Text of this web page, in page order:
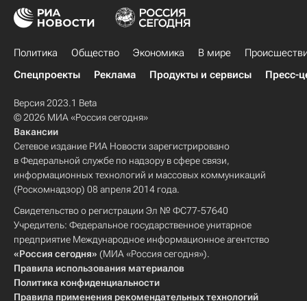
Политика Общество Экономика В мире
Спецпроекты
Реклама Продукты и сервисы Пресс-
Версия 2023.1 Beta
© 2026 МИА «Россия сегодня»
Вакансии
Сетевое издание РИА Новости зарегистрировано
в Федеральной службе по надзору в сфере связи,
информационных технологий и массовых коммуникаций
(Роскомнадзор) 08 апреля 2014 года.
Свидетельство о регистрации Эл № ФС77-57640
Учредитель: Федеральное государственное унитарное
предприятие Международное информационное агентство
«Россия сегодня» (МИА «Россия сегодня»).
Правила использования материалов
Политика конфиденциальности
Правила применения рекомендательных технологий